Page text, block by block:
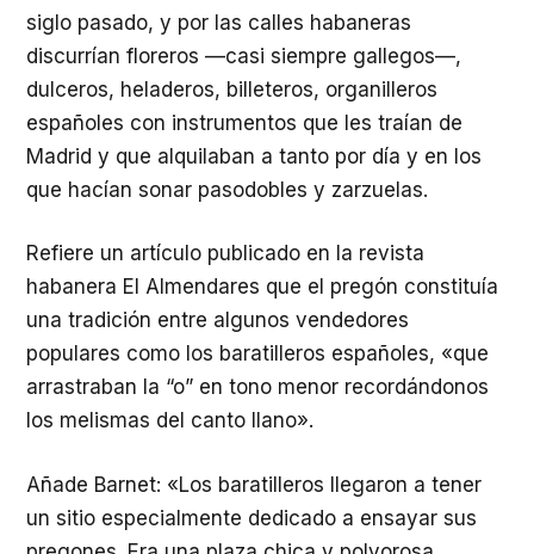
siglo pasado, y por las calles habaneras
discurrían floreros —casi siempre gallegos—,
dulceros, heladeros, billeteros, organilleros
españoles con instrumentos que les traían de
Madrid y que alquilaban a tanto por día y en los
que hacían sonar pasodobles y zarzuelas.
Refiere un artículo publicado en la revista
habanera El Almendares que el pregón constituía
una tradición entre algunos vendedores
populares como los baratilleros españoles, «que
arrastraban la “o” en tono menor recordándonos
los melismas del canto llano».
Añade Barnet: «Los baratilleros llegaron a tener
un sitio especialmente dedicado a ensayar sus